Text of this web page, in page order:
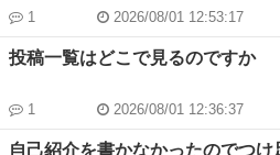
の方と取引をされているようです。 こちらとしては「7月
日に見つけられなかったことで面
かな」と感じてしまい、少しモヤモヤ
運営にも相談しましたが、相手に
り、このような場合は皆さんな
回取引をしていた出品者様の掲載
のような記載はありませんでした。 取引ルールの前提
て、「早く受け取れる（購入でき
めにも知りたいと思い投稿させて
1 2026/08/01 12:53:17
投稿一覧はどこで見るのですか
1 2026/08/01 12:36:37
自己紹介を書かなかったのでつ